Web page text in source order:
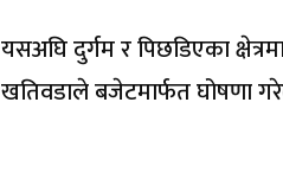
यसअघि दुर्गम र पिछडिएका
खतिवडाले बजेटमार्फत घोषणा